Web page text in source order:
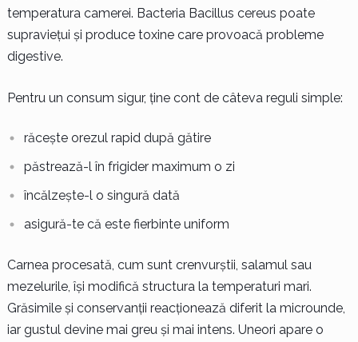
temperatura camerei. Bacteria Bacillus cereus poate
supraviețui și produce toxine care provoacă probleme
digestive.
Pentru un consum sigur, ține cont de câteva reguli simple:
răcește orezul rapid după gătire
păstrează-l în frigider maximum o zi
încălzește-l o singură dată
asigură-te că este fierbinte uniform
Carnea procesată, cum sunt crenvurștii, salamul sau
mezelurile, își modifică structura la temperaturi mari.
Grăsimile și conservanții reacționează diferit la microunde,
iar gustul devine mai greu și mai intens. Uneori apare o